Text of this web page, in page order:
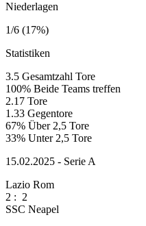
Niederlagen
1/6 (17%)
Statistiken
3.5 Gesamtzahl Tore
100% Beide Teams treffen
2.17 Tore
1.33 Gegentore
67% Über 2,5 Tore
33% Unter 2,5 Tore
15.02.2025 - Serie A
Lazio Rom
2 : 2
SSC Neapel